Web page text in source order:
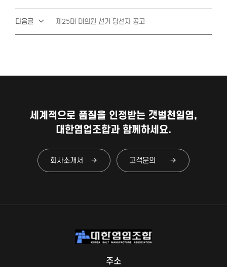
다음글 제25대 대의원 선거 당선자 공고
세계적으로 품질을 인정받는 갯벌천일염,
대한염업조합과 함께하세요.
회사소개서 고객문의
주소